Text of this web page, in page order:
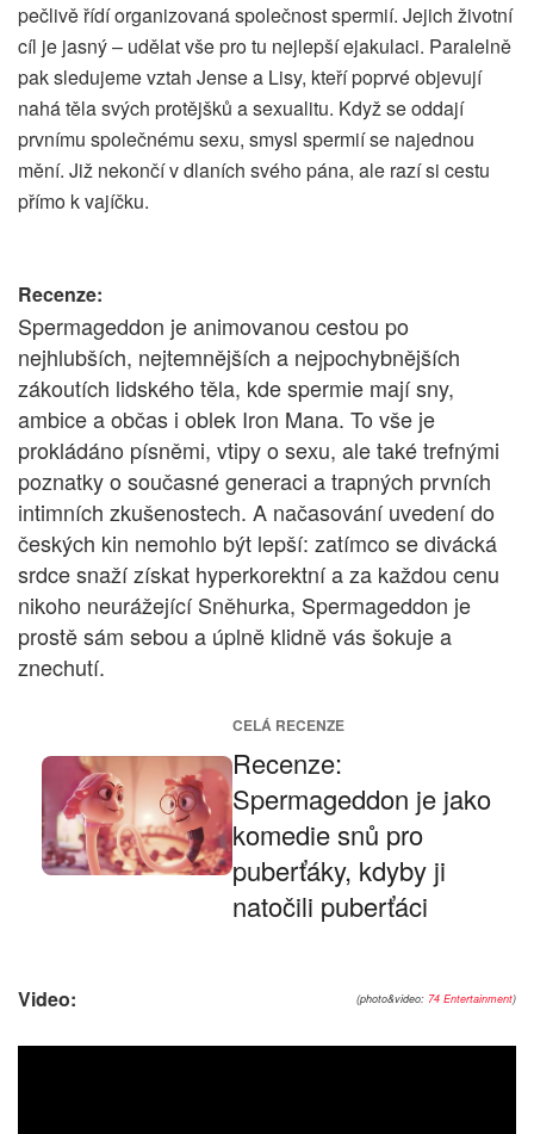
pečlivě řídí organizovaná společnost spermií. Jejich životní
cíl je jasný – udělat vše pro tu nejlepší ejakulaci. Paralelně
pak sledujeme vztah Jense a Lisy, kteří poprvé objevují
nahá těla svých protějšků a sexualitu. Když se oddají
prvnímu společnému sexu, smysl spermií se najednou
mění. Již nekončí v dlaních svého pána, ale razí si cestu
přímo k vajíčku.
Recenze:
Spermageddon je animovanou cestou po
nejhlubších, nejtemnějších a nejpochybnějších
zákoutích lidského těla, kde spermie mají sny,
ambice a občas i oblek Iron Mana. To vše je
prokládáno písněmi, vtipy o sexu, ale také trefnými
poznatky o současné generaci a trapných prvních
intimních zkušenostech. A načasování uvedení do
českých kin nemohlo být lepší: zatímco se divácká
srdce snaží získat hyperkorektní a za každou cenu
nikoho neurážející Sněhurka, Spermageddon je
prostě sám sebou a úplně klidně vás šokuje a
znechutí.
CELÁ RECENZE
Recenze:
Spermageddon je jako
komedie snů pro
puberťáky, kdyby ji
natočili puberťáci
(photo&video: 74 Entertainment)
Video: